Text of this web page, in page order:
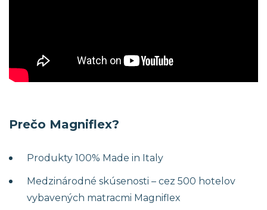
Prečo Magniflex?
Produkty 100% Made in Italy
Medzinárodné skúsenosti – cez 500 hotelov
vybavených matracmi Magniflex